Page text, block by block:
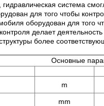
система
для того чтобы
оборудован для того
делает деятельность
более
Основные
m
mm